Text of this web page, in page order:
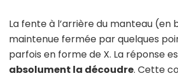
La fente à l’arrière du manteau (en
maintenue fermée par quelques
parfois en forme de X. La réponse
absolument la découdre. Cette